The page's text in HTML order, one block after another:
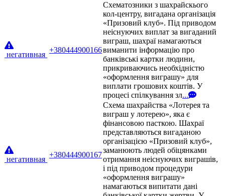
негативная
+380444900166
Схематозники з шахрайскього
кол-центру, вигадана організація
«Призовий клуб». Під приводом
неіснуючих виплат за вигаданий
виграш, шахраї намагаються
виманити інформацію про
банківські картки людини,
прикриваючись необхідністю
«оформлення виграшу» для
виплати грошових коштів. У
процесі спілкування зл...
негативная
+380444900167
Схема шахрайства «Лотерея та
виграш у лотерею», яка є
фінансовою пасткою. Шахраї
представляються вигаданою
організацією «Призовий клуб»,
заманюють людей обіцянками
отримання неіснуючих виграшів,
і під приводом процедури
«оформлення виграшу»
намагаються випитати дані